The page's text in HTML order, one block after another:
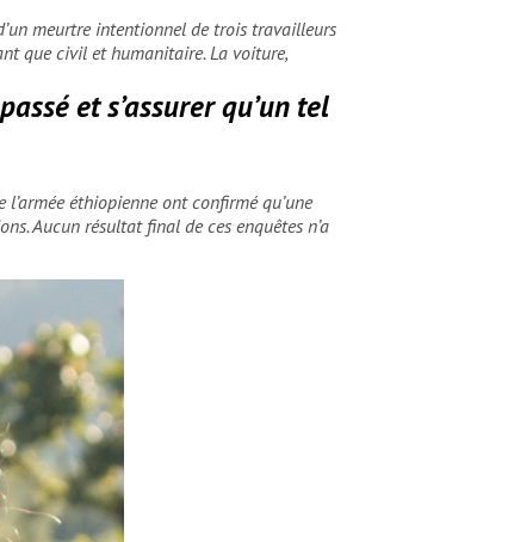
meurtre intentionnel de trois travailleurs
que civil et humanitaire. La voiture,
et s’assurer qu’un tel
éthiopienne ont confirmé qu’une
Aucun résultat final de ces enquêtes n’a